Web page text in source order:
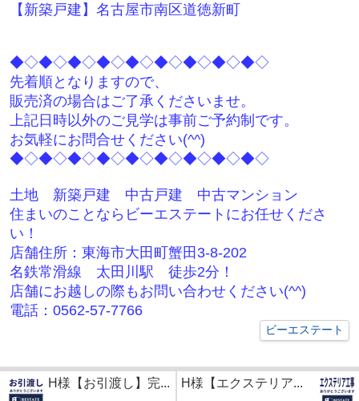
【新築戸建】名古屋市南区道徳新町
◆◇◆◇◆◇◆◇◆◇◆◇◆◇◆◇◆◇
先着順となりますので、
販売済の場合はご了承くださいませ。
上記日時以外のご見学は事前ご予約制です。
お気軽にお問合せください(^^)
◆◇◆◇◆◇◆◇◆◇◆◇◆◇◆◇◆◇
土地 新築戸建 中古戸建 中古マンション
住まいのことならビーエステートにお任せくださ
い！
店舗住所：東海市大田町蟹田3-8-202
名鉄常滑線 太田川駅 徒歩2分！
店舗にお越しの際もお問い合わせください(^^)
電話：0562-57-7766
ビーエステート
H様【お引渡し】完... H様【エクステリア...